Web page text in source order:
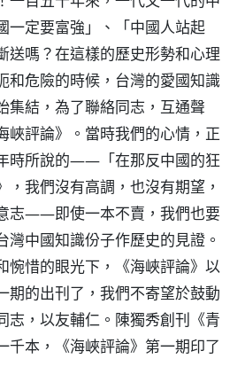
定要富強」、「中國人站起
送嗎？在這樣的歷史形勢和心理
和危險的時候，台灣的愛國知識
集結，為了聯絡同志，互通聲
峽評論》。當時我們的心情，正
時所說的——「在那反中國的狂
，我們沒有高調，也沒有期望，
志——即使一本不賣，我們也要
灣中國知識份子作歷史的見證。
惋惜的眼光下，《海峽評論》以
期的出刊了，我們不寄望於鼓動
志，以友輔仁。陳獨秀創刊《青
千本，《海峽評論》第一期印了